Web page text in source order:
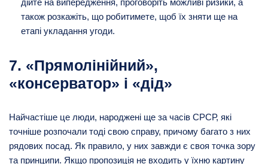
також розкажіть, що робитимете, щоб їх зняти ще на
етапі укладання угоди.
7. «Прямолінійний»,
«консерватор» і «дід»
Найчастіше це люди, народжені ще за часів СРСР, які
точніше розпочали тоді свою справу, причому багато з них
рядових посад. Як правило, у них завжди є своя точка зору
та принципи. Якщо пропозиція не входить у їхню картину